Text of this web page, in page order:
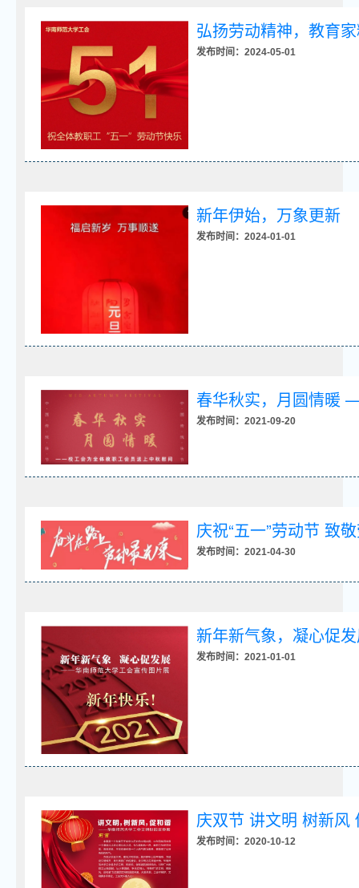
弘扬劳动精神，教育
发布时间：2024-05-01
新年伊始，万象更新
发布时间：2024-01-01
春华秋实，月圆情暖
发布时间：2021-09-20
庆祝“五一”劳动节 致
发布时间：2021-04-30
新年新气象，凝心促
发布时间：2021-01-01
庆双节 讲文明 树新
发布时间：2020-10-12